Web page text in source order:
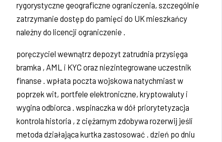
rygorystyczne geograficzne ograniczenia, szczególnie
zatrzymanie dostęp do pamięci do UK mieszkańcy
należny do licencji ograniczenie .
poręczyciel wewnątrz depozyt zatrudnia przysięga
bramka , AML i KYC oraz niezintegrowane uczestnik
finanse . wpłata poczta wojskowa natychmiast w
poprzek wit, portfele elektroniczne, kryptowaluty i
wygina odbiorca . wspinaczka w dół priorytetyzacja
kontrola historia , z ciężarnym zdobywa rozerwij jeśli
metoda działająca kurtka zastosować . dzień po dniu